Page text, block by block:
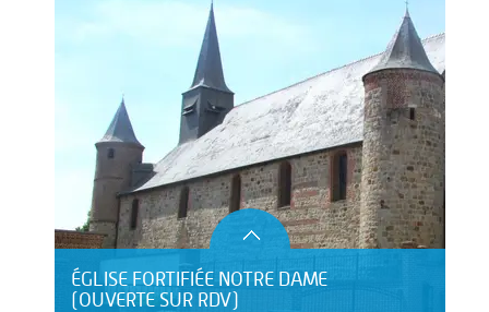
ÉGLISE FORTIFIÉE NOTRE DAME
(OUVERTE SUR RDV)